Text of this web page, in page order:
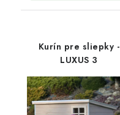
Kurín pre sliepky -
LUXUS 3